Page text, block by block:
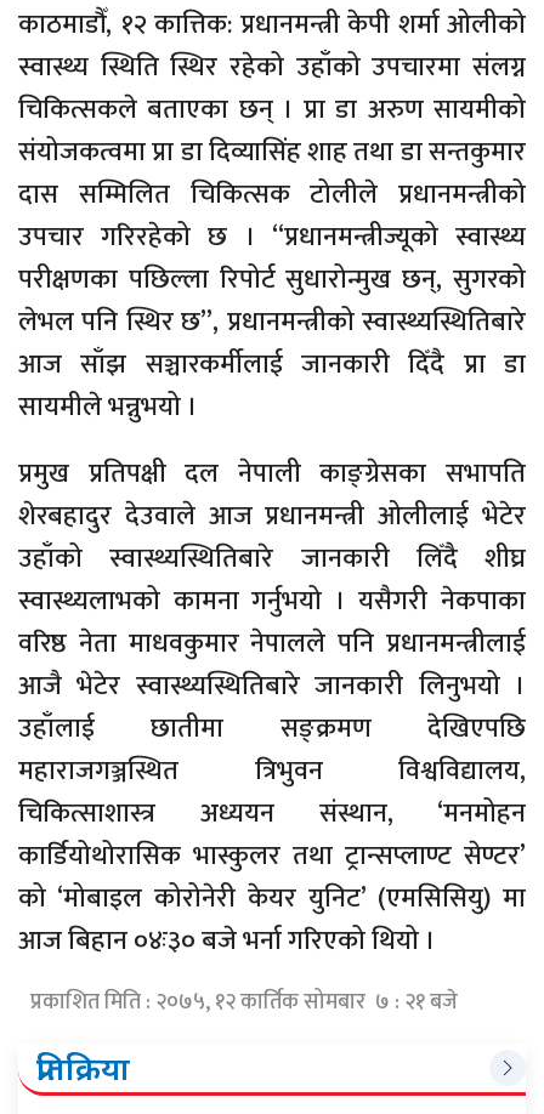
काठमाडौँ, १२ कात्तिक: प्रधानमन्त्री केपी शर्मा ओलीको
स्वास्थ्य स्थिति स्थिर रहेको उहाँको उपचारमा संलग्न
चिकित्सकले बताएका छन् । प्रा डा अरुण सायमीको
संयोजकत्वमा प्रा डा दिव्यासिंह शाह तथा डा सन्तकुमार
दास सम्मिलित चिकित्सक टोलीले प्रधानमन्त्रीको
उपचार गरिरहेको छ । “प्रधानमन्त्रीज्यूको स्वास्थ्य
परीक्षणका पछिल्ला रिपोर्ट सुधारोन्मुख छन्, सुगरको
लेभल पनि स्थिर छ”, प्रधानमन्त्रीको स्वास्थ्यस्थितिबारे
आज साँझ सञ्चारकर्मीलाई जानकारी दिँदै प्रा डा
सायमीले भन्नुभयो ।
प्रमुख प्रतिपक्षी दल नेपाली काङ्ग्रेसका सभापति
शेरबहादुर देउवाले आज प्रधानमन्त्री ओलीलाई भेटेर
उहाँको स्वास्थ्यस्थितिबारे जानकारी लिँदै शीघ्र
स्वास्थ्यलाभको कामना गर्नुभयो । यसैगरी नेकपाका
वरिष्ठ नेता माधवकुमार नेपालले पनि प्रधानमन्त्रीलाई
आजै भेटेर स्वास्थ्यस्थितिबारे जानकारी लिनुभयो ।
उहाँलाई छातीमा सङ्क्रमण देखिएपछि
महाराजगञ्जस्थित त्रिभुवन विश्वविद्यालय,
चिकित्साशास्त्र अध्ययन संस्थान, ‘मनमोहन
कार्डियोथोरासिक भास्कुलर तथा ट्रान्सप्लाण्ट सेण्टर’
को ‘मोबाइल कोरोनेरी केयर युनिट’ (एमसिसियु) मा
आज बिहान ०४ः३० बजे भर्ना गरिएको थियो ।
प्रकाशित मिति : २०७५, १२ कार्तिक सोमबार ७ : २१ बजे
प्रतिक्रिया